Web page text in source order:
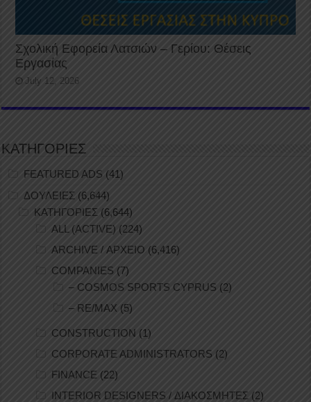
Σχολική Εφορεία Λατσιών – Γερίου: Θέσεις
Εργασίας
July 12, 2026
ΚΑΤΗΓΟΡΙΕΣ
FEATURED ADS (41)
ΔΟΥΛΕΙΕΣ (6,644)
ΚΑΤΗΓΟΡΙΕΣ (6,644)
ALL (ACTIVE) (224)
ARCHIVE / ΑΡΧΕΙΟ (6,416)
COMPANIES (7)
– COSMOS SPORTS CYPRUS (2)
– RE/MAX (5)
CONSTRUCTION (1)
CORPORATE ADMINISTRATORS (2)
FINANCE (22)
INTERIOR DESIGNERS / ΔΙΑΚΟΣΜΗΤΕΣ (2)